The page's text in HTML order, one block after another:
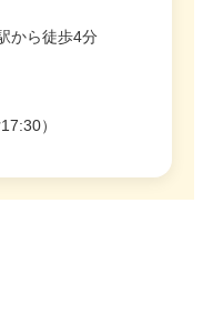
から徒歩4分
）